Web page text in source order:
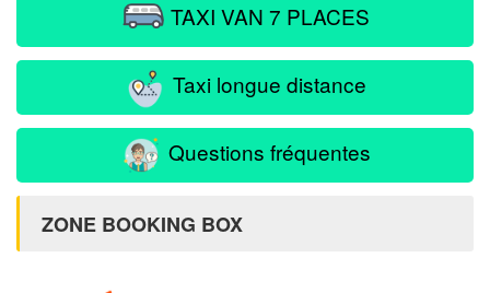
TAXI VAN 7 PLACES
Taxi longue distance
Questions fréquentes
ZONE BOOKING BOX